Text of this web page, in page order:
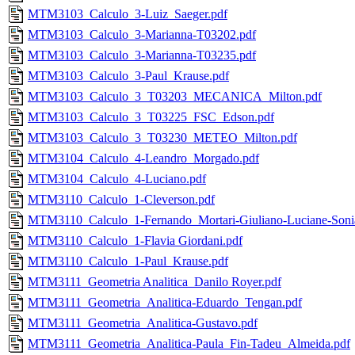
MTM3103_Calculo_3-Luiz_Saeger.pdf
MTM3103_Calculo_3-Marianna-T03202.pdf
MTM3103_Calculo_3-Marianna-T03235.pdf
MTM3103_Calculo_3-Paul_Krause.pdf
MTM3103_Calculo_3_T03203_MECANICA_Milton.pdf
MTM3103_Calculo_3_T03225_FSC_Edson.pdf
MTM3103_Calculo_3_T03230_METEO_Milton.pdf
MTM3104_Calculo_4-Leandro_Morgado.pdf
MTM3104_Calculo_4-Luciano.pdf
MTM3110_Calculo_1-Cleverson.pdf
MTM3110_Calculo_1-Fernando_Mortari-Giuliano-Luciane-
MTM3110_Calculo_1-Flavia Giordani.pdf
MTM3110_Calculo_1-Paul_Krause.pdf
MTM3111_Geometria Analitica_Danilo Royer.pdf
MTM3111_Geometria_Analitica-Eduardo_Tengan.pdf
MTM3111_Geometria_Analitica-Gustavo.pdf
MTM3111_Geometria_Analitica-Paula_Fin-Tadeu_Almeida.pdf